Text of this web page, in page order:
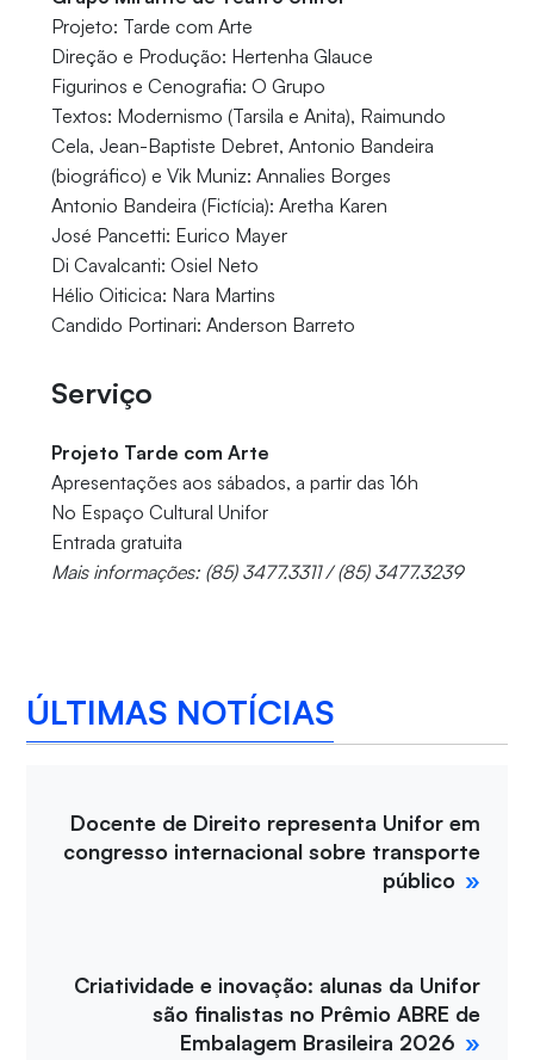
Projeto: Tarde com Arte
Direção e Produção: Hertenha Glauce
Figurinos e Cenografia: O Grupo
Textos: Modernismo (Tarsila e Anita), Raimundo
Cela, Jean-Baptiste Debret, Antonio Bandeira
(biográfico) e Vik Muniz: Annalies Borges
Antonio Bandeira (Fictícia): Aretha Karen
José Pancetti: Eurico Mayer
Di Cavalcanti: Osiel Neto
Hélio Oiticica: Nara Martins
Candido Portinari: Anderson Barreto
Serviço
Projeto Tarde com Arte
Apresentações aos sábados, a partir das 16h
No Espaço Cultural Unifor
Entrada gratuita
Mais informações: (85) 3477.3311 / (85) 3477.3239
ÚLTIMAS NOTÍCIAS
Docente de Direito representa Unifor em
congresso internacional sobre transporte
público
Criatividade e inovação: alunas da Unifor
são finalistas no Prêmio ABRE de
Embalagem Brasileira 2026